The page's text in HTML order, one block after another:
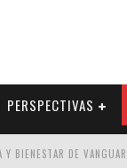
PERSPECTIVAS
Y BIENESTAR DE